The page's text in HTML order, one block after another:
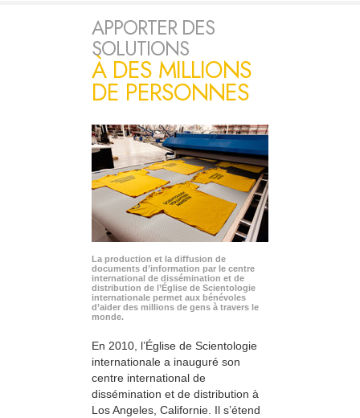
APPORTER DES
SOLUTIONS
À DES MILLIONS
DE PERSONNES
La production et la diffusion de
documents d’information par le centre
international de dissémination et de
distribution de l’Église de Scientologie
internationale permet aux bénévoles
d’aider des millions de gens à travers le
monde.
En 2010, l’Église de Scientologie
internationale a inauguré son
centre international de
dissémination et de distribution à
Los Angeles, Californie. Il s’étend